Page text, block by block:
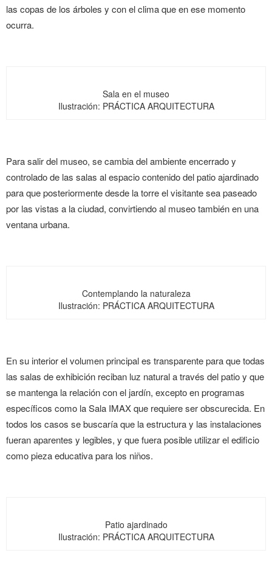
las copas de los árboles y con el clima que en ese momento
ocurra.
Sala en el museo
Ilustración: PRÁCTICA ARQUITECTURA
Para salir del museo, se cambia del ambiente encerrado y
controlado de las salas al espacio contenido del patio ajardinado
para que posteriormente desde la torre el visitante sea paseado
por las vistas a la ciudad, convirtiendo al museo también en una
ventana urbana.
Contemplando la naturaleza
Ilustración: PRÁCTICA ARQUITECTURA
En su interior el volumenprincipal es transparentepara que todas
las salas de exhibición reciban luz natural a través del patio y que
se mantenga la relación con el jardín, excepto en programas
específicos como la Sala IMAX que requiere ser obscurecida. En
todos los casos se buscaría que la estructura y las instalaciones
fueran aparentes y legibles, y que fuera posible utilizar el edificio
como pieza educativa para los niños.
Patio ajardinado
Ilustración: PRÁCTICA ARQUITECTURA